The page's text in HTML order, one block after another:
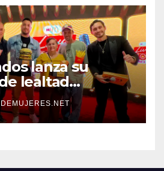
lanza su
lealtad
y reconoce a
clientes más
DEMUJERES.NET